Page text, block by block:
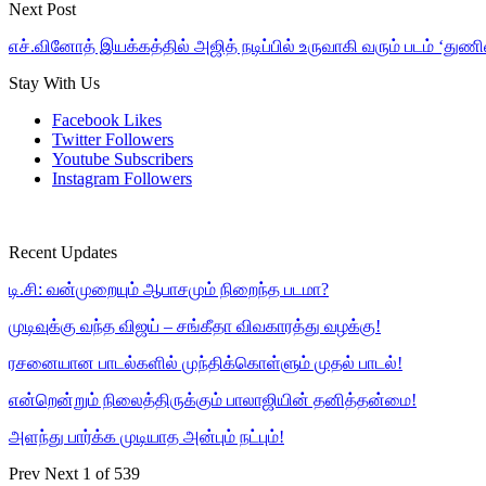
Next Post
எச்.வினோத் இயக்கத்தில் அஜித் நடிப்பில் உருவாகி வரும் படம்
Stay With Us
Facebook Likes
Twitter Followers
Youtube Subscribers
Instagram Followers
Recent Updates
டி.சி: வன்முறையும் ஆபாசமும் நிறைந்த படமா?
முடிவுக்கு வந்த விஜய் – சங்கீதா விவகாரத்து வழக்கு!
ரசனையான பாடல்களில் முந்திக்கொள்ளும் முதல் பாடல்!
என்றென்றும் நிலைத்திருக்கும் பாலாஜியின் தனித்தன்மை!
அளந்து பார்க்க முடியாத அன்பும் நட்பும்!
Prev Next 1 of 539